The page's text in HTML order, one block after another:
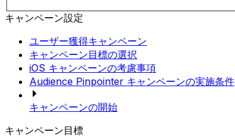
キャンペーン設定
ユーザー獲得キャンペーン
キャンペーン目標の選択
iOS キャンペーンの考慮事項
Audience Pinpointer キャンペーンの実施条件
キャンペーンの開始
キャンペーン目標